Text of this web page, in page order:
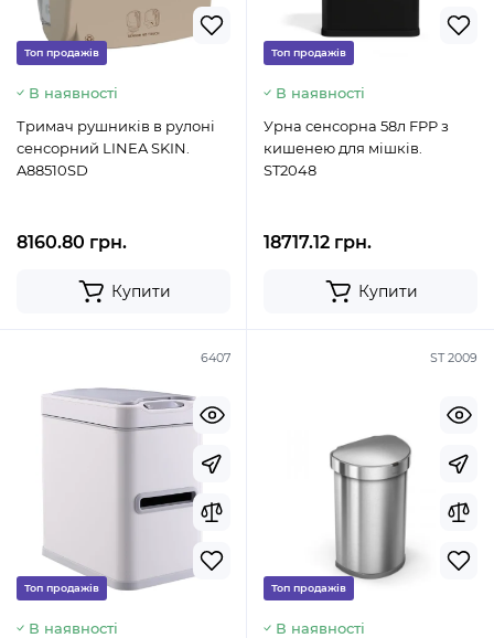
Топ продажів
В наявності
Тримач рушників в рулоні
сенсорний LINEA SKIN.
A88510SD
8160.80 грн.
Купити
Топ продажів
В наявності
Урна сенсорна 58л FPP з
кишенею для мішків.
ST2048
18717.12 грн.
Купити
6407
Топ продажів
В наявності
ST 2009
Топ продажів
В наявності